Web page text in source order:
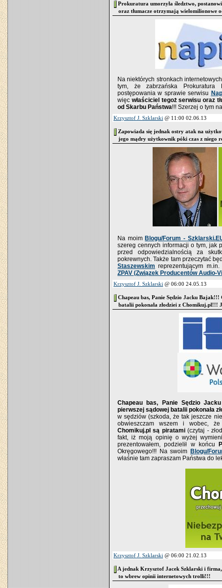
Prokuratura umorzyła śledztwo,
oraz tłumacze otrzymają wielomilionowe
Na niektórych stronkach
tym, że zabrzańska Prokuratura
postępowania w sprawie serwisu
więc właściciel tegoż serwisu oraz
od Skarbu Państwa!!! Szerzej o tym
Krzysztof J. Szklarski @ 11:00 02.06.13
Zapowiada się jednak ostry atak na
jego mądry użytkownik póki czas z niego
Na moim Blogu/Forum -
szereg cennych informacji o tym, jak
przed odpowiedzialnością za
pokrewnych. Także tam przeczytać
Staszewskim reprezentującym
ZPAV (Związek Producentów Audio-
Krzysztof J. Szklarski @ 06:00 24.05.13
Chapeau bas, Panie Sędzio Jacku
batalii pokonała złodziei z Chomikuj.pl!!!
Chapeau bas, Panie Sędzio
pierwszej sądowej batalii pokonała
w sędziów (szkoda, że tak jeszcze
obwieszczam wszem i wobec, że
Chomikuj.pl są piratami(czytaj -
fakt, iż moją opinię o wyżej
prezentowałem, podzielił w końcu
Okręgowego!!! Na swoim Blogu/
właśnie tam zapraszam Państwa do
Krzysztof J. Szklarski @ 06:00 21.02.13
A jednak Krzysztof Jacek Szklarski i
to wbrew opinii internetowych trolli!!!